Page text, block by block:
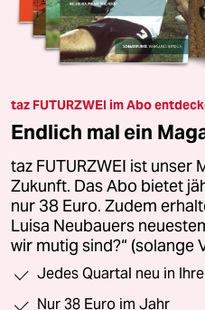
taz FUTURZWEI im Abo
Endlich mal ein
taz FUTURZWEI ist unser
Zukunft. Das Abo bietet
nur 38 Euro. Zudem
Luisa Neubauers
wir mutig sind?“ (solange
Jedes Quartal neu in
Nur 38 Euro im Jahr